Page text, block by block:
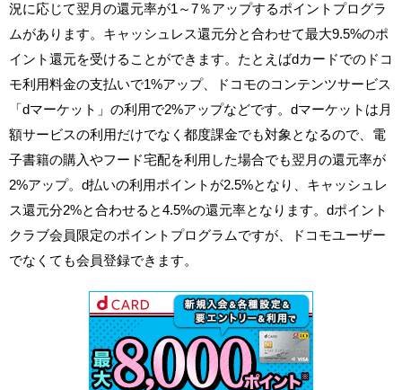
況に応じて翌月の還元率が1～7％アップするポイントプログラ
ムがあります。キャッシュレス還元分と合わせて最大9.5%のポ
イント還元を受けることができます。たとえばdカードでのドコ
モ利用料金の支払いで1%アップ、ドコモのコンテンツサービス
「dマーケット」の利用で2%アップなどです。dマーケットは月
額サービスの利用だけでなく都度課金でも対象となるので、電
子書籍の購入やフード宅配を利用した場合でも翌月の還元率が
2%アップ。d払いの利用ポイントが2.5%となり、キャッシュレ
ス還元分2%と合わせると4.5%の還元率となります。dポイント
クラブ会員限定のポイントプログラムですが、ドコモユーザー
でなくても会員登録できます。